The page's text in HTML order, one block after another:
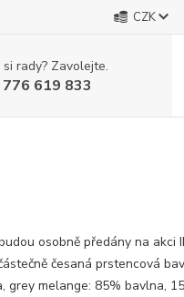
CZK
rady? Zavolejte.
619 833
osobně předány na
česaná prstencová
grey melange: 85% bavlna,